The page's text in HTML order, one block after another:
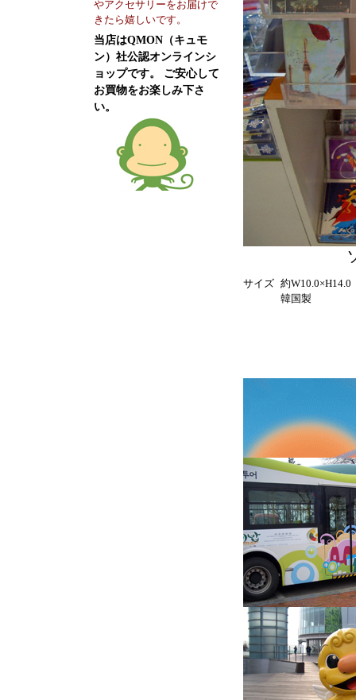
やアクセサリーをお届けで
きたら嬉しいです。
当店はQMON（キュモ
ン）社公認オンラインシ
ョップです。 ご安心して
お買物をお楽しみ下さ
い。
サイズ 約W10.0×H14.0
韓国製